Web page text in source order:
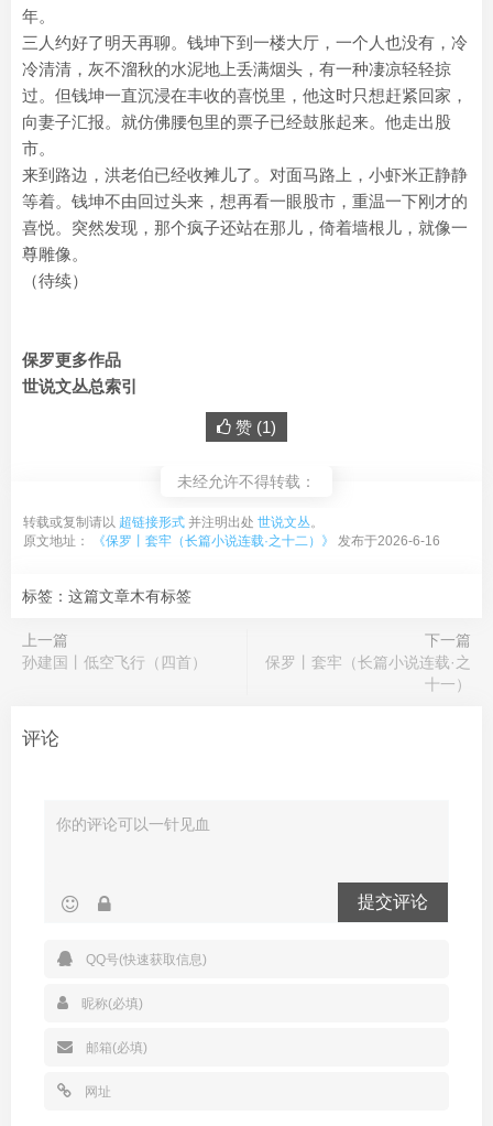
年。
三人约好了明天再聊。钱坤下到一楼大厅，一个人也没有，冷
冷清清，灰不溜秋的水泥地上丢满烟头，有一种凄凉轻轻掠
过。但钱坤一直沉浸在丰收的喜悦里，他这时只想赶紧回家，
向妻子汇报。就仿佛腰包里的票子已经鼓胀起来。他走出股
市。
来到路边，洪老伯已经收摊儿了。对面马路上，小虾米正静静
等着。钱坤不由回过头来，想再看一眼股市，重温一下刚才的
喜悦。突然发现，那个疯子还站在那儿，倚着墙根儿，就像一
尊雕像。
（待续）
保罗更多作品
世说文丛总索引
赞 (1)
未经允许不得转载：
转载或复制请以 超链接形式 并注明出处 世说文丛。
原文地址：
《保罗丨套牢（长篇小说连载·之十二）》 发布于2026-6-16
标签：这篇文章木有标签
上一篇
孙建国丨低空飞行（四首）
下一篇
保罗丨套牢（长篇小说连载·之
十一）
评论
提交评论